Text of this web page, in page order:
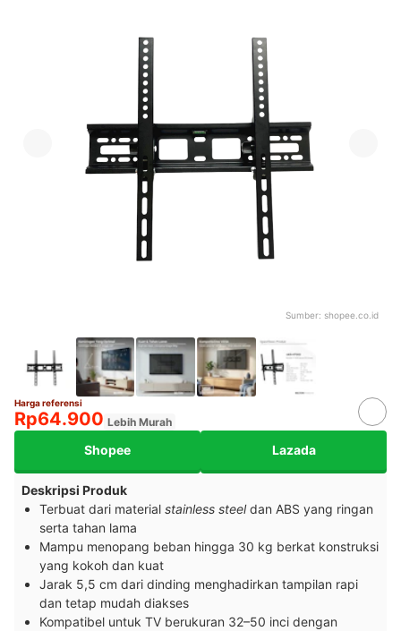
Sumber: shopee.co.id
Harga referensi
Rp64.900 Lebih Murah
Shopee Lazada
Deskripsi Produk
Terbuat dari material stainless steeldan ABS yang ringan
serta tahan lama
Mampu menopang beban hingga 30 kg berkat konstruksi
yang kokoh dan kuat
Jarak 5,5 cm dari dinding menghadirkan tampilan rapi
dan tetap mudah diakses
Kompatibel untuk TV berukuran 32–50 inci dengan